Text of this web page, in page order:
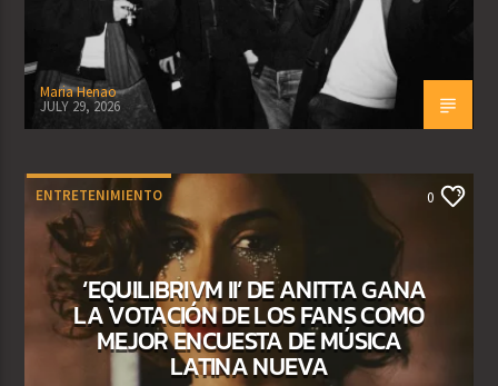
Maria Henao
JULY 29, 2026
ENTRETENIMIENTO 0
‘EQUILIBRIVM II’ DE ANITTA GANA
LA VOTACIÓN DE LOS FANS COMO
MEJOR ENCUESTA DE MÚSICA
LATINA NUEVA